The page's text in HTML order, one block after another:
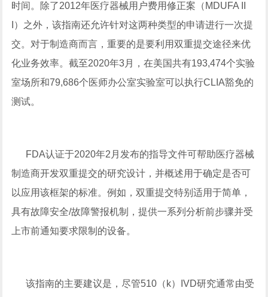
时间。除了2012年医疗器械用户费用修正案（MDUFA II
I）之外，该指南还允许针对这两种类型的申请进行一次提
交。对于制造商而言，重要的是要利用双重提交途径来优
化业务效率。截至2020年3月，在美国共有193,474个实验
室场所和79,686个医师办公室实验室可以执行CLIA豁免的
测试。
FDA认证于2020年2月发布的指导文件可帮助医疗器械
制造商开发双重提交的研究设计，并概述用于确定是否可
以应用该框架的标准。例如，双重提交特别适用于简单，
具有故障安全/故障警报机制，提供一系列分析前步骤并受
上市前通知要求限制的设备。
该指南的主要建议是，尽管510（k）IVD研究通常由受